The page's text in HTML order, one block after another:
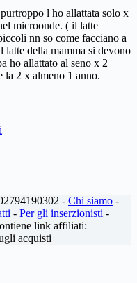
l ho allattata solo x
microonde. ( il latte
nn so come facciano a
della mamma si devono
ho allattato al seno x 2
la 2 x almeno 1 anno.
- Chi siamo -
- Per gli inserzionisti -
link affiliati:
acquisti